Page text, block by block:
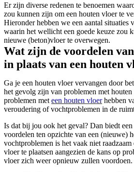
Er zijn diverse redenen te benoemen
zou kunnen zijn om een houten vloer te
Hieronder hebben we een aantal situaties
waarin het wellicht een goede keuze zou
nieuwe (beton)vloer te overwegen.
Wat zijn de voordelen
in plaats van een houten
Ga je een houten vloer vervangen door
het gevolg zijn van problemen met
problemen met een houten vloerhebben
veroudering of vochtproblemen in de
Is dat bij jou ook het geval? Dan biedt
voordelen ten opzichte van een (nieuwe)
vochtproblemen is het vaak niet
vloer te plaatsen aangezien de kans op
vloer zich weer opnieuw zullen voordoen.